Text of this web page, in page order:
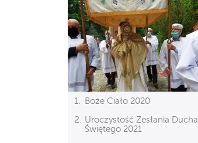
Boże Ciało 2020
Uroczystość Zesłania Ducha
Świętego 2021